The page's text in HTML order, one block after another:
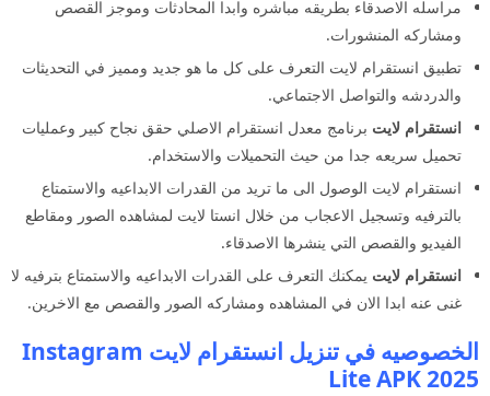
مراسله الاصدقاء بطريقه مباشره وابدا المحادثات وموجز القصص
ومشاركه المنشورات.
تطبيق انستقرام لايت التعرف على كل ما هو جديد ومميز في التحديثات
والدردشه والتواصل الاجتماعي.
انستقرام لايت برنامج معدل انستقرام الاصلي حقق نجاح كبير وعمليات
تحميل سريعه جدا من حيث التحميلات والاستخدام.
انستقرام لايت الوصول الى ما تريد من القدرات الابداعيه والاستمتاع
بالترفيه وتسجيل الاعجاب من خلال انستا لايت لمشاهده الصور ومقاطع
الفيديو والقصص التي ينشرها الاصدقاء.
انستقرام لايت يمكنك التعرف على القدرات الابداعيه والاستمتاع بترفيه لا
غنى عنه ابدا الان في المشاهده ومشاركه الصور والقصص مع الاخرين.
الخصوصيه في تنزيل انستقرام لايت Instagram
Lite APK 2025